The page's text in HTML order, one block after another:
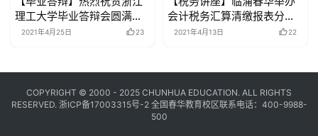
理工大学毕业答辩会圆满结
束2021年4月25日 23
会计税务汇算清缴报表分析
讲座
2021年4月13日 22
COPYRIGHT © 2000 - 2025 CHUNHUA EDUCATION. ALL RIGHTS
RESERVED. 浙ICP备17003315号-2全国春华教育校区联系电话：400-9988-
500